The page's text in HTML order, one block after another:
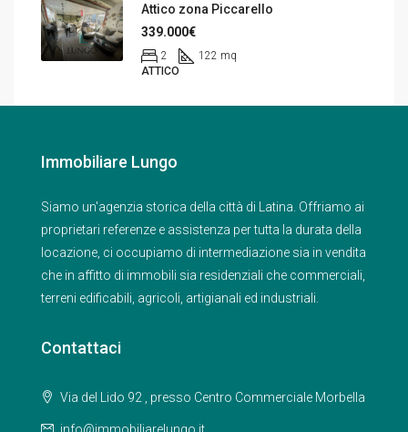
Attico zona Piccarello
339.000€
2
122 mq
ATTICO
Immobiliare Lungo
Siamo un'agenzia storica della città di Latina. Offriamo ai
proprietari referenze e assistenza per tutta la durata della
locazione, ci occupiamo di intermediazione sia in vendita
che in affitto di immobili sia residenziali che commerciali,
terreni edificabili, agricoli, artigianali ed industriali.
Contattaci
Via del Lido 92 , presso Centro Commerciale Morbella